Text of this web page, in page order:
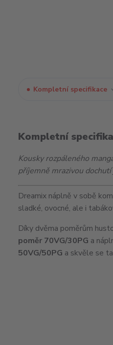
Kompletní specifikace
Kompletní
Kousky rozpáleného
příjemně mrazivou
Dreamix náplně v sobě
sladké, ovocné, ale i
Díky dvěma poměrům
poměr 70VG/30PG a
50VG/50PG a skvěle se